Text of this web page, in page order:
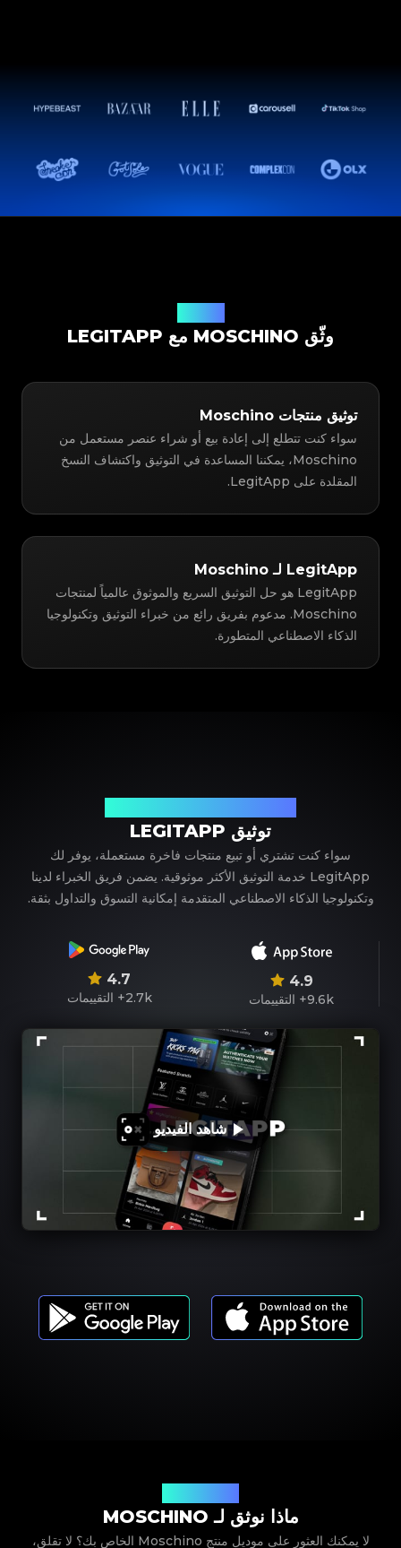
وثّق MOSCHINO مع LEGITAPP
توثيق منتجات Moschino
سواء كنت تتطلع إلى إعادة بيع أو شراء عنصر مستعمل من
Moschino، يمكننا المساعدة في التوثيق واكتشاف النسخ
المقلدة على LegitApp.
LegitApp لـ Moschino
LegitApp هو حل التوثيق السريع والموثوق عالمياً لمنتجات
Moschino. مدعوم بفريق رائع من خبراء التوثيق وتكنولوجيا
الذكاء الاصطناعي المتطورة.
توثيق LEGITAPP
سواء كنت تشتري أو تبيع منتجات فاخرة مستعملة، يوفر لك
LegitApp خدمة التوثيق الأكثر موثوقية. يضمن فريق الخبراء لدينا
وتكنولوجيا الذكاء الاصطناعي المتقدمة إمكانية التسوق والتداول بثقة.
4.9
9.6k+ التقييمات
4.7
2.7k+ التقييمات
شاهد الفيديو
ماذا نوثق لـ MOSCHINO
لا يمكنك العثور على موديل منتج Moschino الخاص بك؟ لا تقلق،